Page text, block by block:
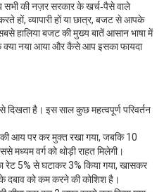
सभी की नज़र सरकार के खर्च‑पैसे वाले
हों, व्यापारी हों या छात्र, बजट से आपके
हालिया बजट की मुख्य बातें आसान भाषा में
क्या नया आया और कैसे आप इसका फायदा
है। इस साल कुछ महत्वपूर्ण परिवर्तन
आय पर कर मुक्त रखा गया, जबकि 10
वर्ग को थोड़ी राहत मिलेगी।
5% से घटाकर 3% किया गया, खासकर
के दबाव को कम करने की कोशिश है।